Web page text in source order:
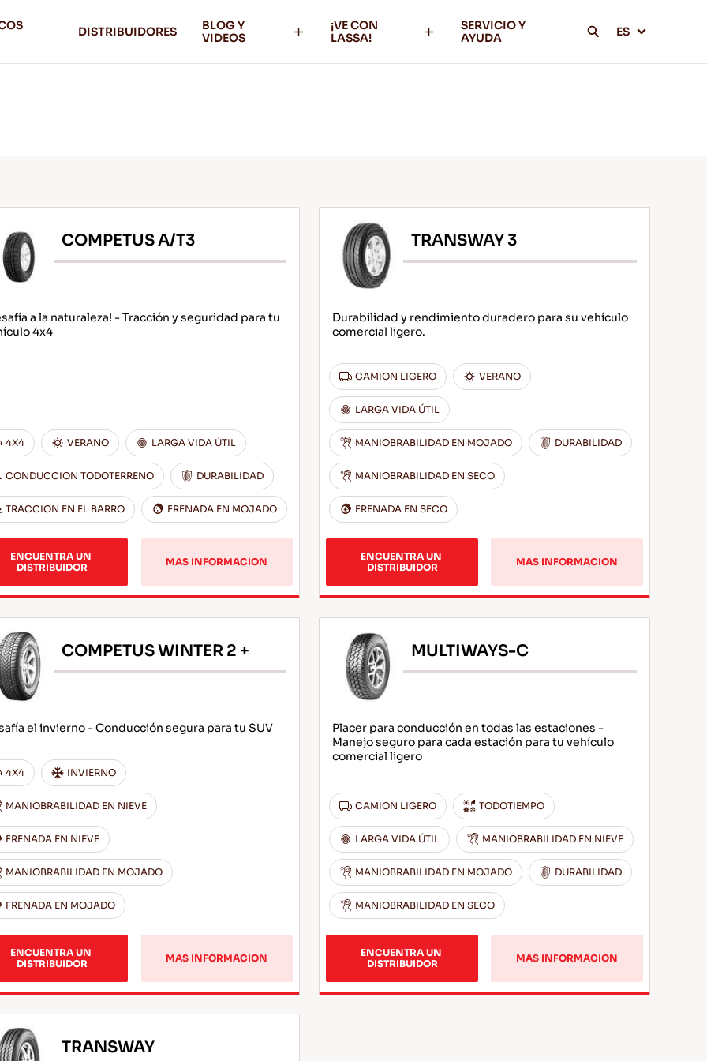
DISTRIBUIDORES
BLOG Y
VIDEOS
¡VE CON
LASSA!
SERVICIO Y
AYUDA
ES
COMPETUS A/T3
a la naturaleza! - Tracción y seguridad para tu
4x4
4X4 VERANO LARGA VIDA ÚTIL
CONDUCCION TODOTERRENO DURABILIDAD
TRACCION EN EL BARRO FRENADA EN MOJADO
ENCUENTRA UN
DISTRIBUIDOR
MAS INFORMACION
TRANSWAY 3
Durabilidad y rendimiento duradero para su vehículo
comercial ligero.
CAMION LIGERO VERANO
LARGA VIDA ÚTIL
MANIOBRABILIDAD EN MOJADO DURABILIDAD
MANIOBRABILIDAD EN SECO
FRENADA EN SECO
ENCUENTRA UN
DISTRIBUIDOR
MAS INFORMACION
COMPETUS WINTER 2 +
el invierno - Conducción segura para tu SUV
4X4 INVIERNO
MANIOBRABILIDAD EN NIEVE
FRENADA EN NIEVE
MANIOBRABILIDAD EN MOJADO
FRENADA EN MOJADO
ENCUENTRA UN
DISTRIBUIDOR
MAS INFORMACION
MULTIWAYS-C
Placer para conducción en todas las estaciones -
Manejo seguro para cada estación para tu vehículo
comercial ligero
CAMION LIGERO TODOTIEMPO
LARGA VIDA ÚTIL MANIOBRABILIDAD EN NIEVE
MANIOBRABILIDAD EN MOJADO DURABILIDAD
MANIOBRABILIDAD EN SECO
ENCUENTRA UN
DISTRIBUIDOR
MAS INFORMACION
TRANSWAY